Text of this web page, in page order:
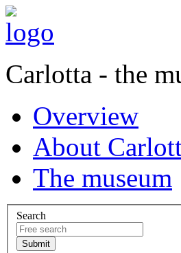
Carlotta - the
Overview
About
The museum
Search